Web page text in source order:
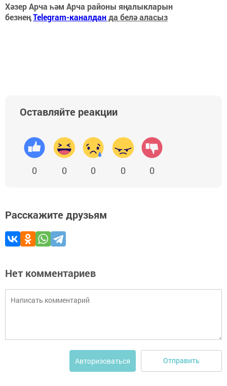
Хәзер Арча һәм Арча районы яңалыкларын
безнеңTelegram-каналданда белә аласыз
Оставляйте реакции
0 0 0 0 0
Расскажите друзьям
Нет комментариев
Авторизоваться Отправить